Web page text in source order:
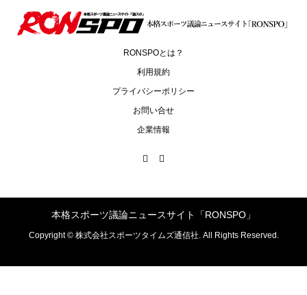
RONSPOとは？
利用規約
プライバシーポリシー
お問い合せ
企業情報
本格スポーツ議論ニュースサイト「RONSPO」
Copyright ©株式会社スポーツタイムズ通信社. All Rights Reserved.